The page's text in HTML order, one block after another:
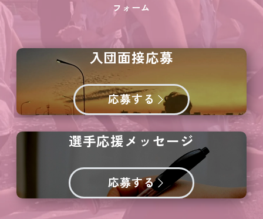
フォーム
入団面接応募
応募する
選手応援メッセージ
応募する